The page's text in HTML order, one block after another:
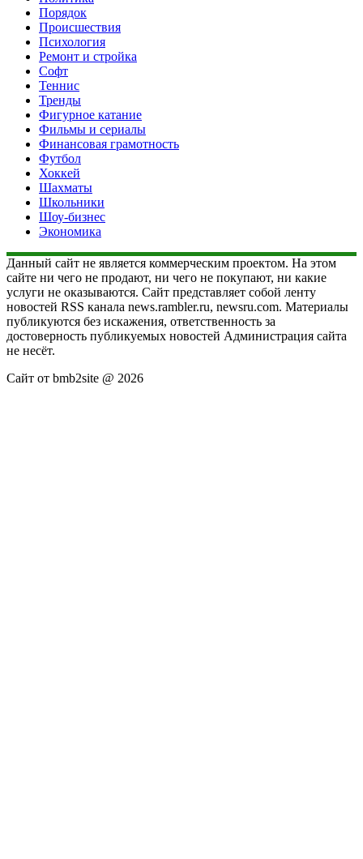
Порядок
Происшествия
Психология
Ремонт и стройка
Софт
Теннис
Тренды
Фигурное катание
Фильмы и сериалы
Финансовая грамотность
Футбол
Хоккей
Шахматы
Школьники
Шоу-бизнес
Экономика
Данный сайт не является коммерческим проектом. На этом
сайте ни чего не продают, ни чего не покупают, ни какие
услуги не оказываются. Сайт представляет собой ленту
новостей RSS канала news.rambler.ru, newsru.com. Материалы
публикуются без искажения, ответственность за
достоверность публикуемых новостей Администрация сайта
не несёт.
Сайт от bmb2site @ 2026